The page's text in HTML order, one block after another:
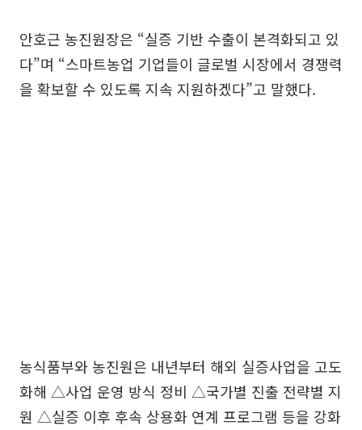
안호근 농진원장은 “실증 기반 수출이 본격화되고 있
다”며 “스마트농업 기업들이 글로벌 시장에서 경쟁력
을 확보할 수 있도록 지속 지원하겠다”고 말했다.
농식품부와 농진원은 내년부터 해외 실증사업을 고도
화해 △사업 운영 방식 정비 △국가별 진출 전략별 지
원 △실증 이후 후속 상용화 연계 프로그램 등을 강화